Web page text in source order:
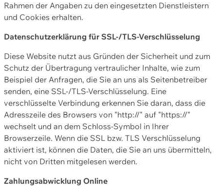
Rahmen der Angaben zu den eingesetzten Dienstleistern
und Cookies erhalten.
Datenschutzerklärung für SSL-/TLS-Verschlüsselung
Diese Website nutzt aus Gründen der Sicherheit und zum
Schutz der Übertragung vertraulicher Inhalte, wie zum
Beispiel der Anfragen, die Sie an uns als Seitenbetreiber
senden, eine SSL-/TLS-Verschlüsselung. Eine
verschlüsselte Verbindung erkennen Sie daran, dass die
Adresszeile des Browsers von "http://" auf "https://"
wechselt und an dem Schloss-Symbol in Ihrer
Browserzeile. Wenn die SSL bzw. TLS Verschlüsselung
aktiviert ist, können die Daten, die Sie an uns übermitteln,
nicht von Dritten mitgelesen werden.
Zahlungsabwicklung Online